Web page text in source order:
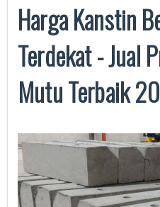
Harga Kanstin
Terdekat - Jual
Mutu Terbaik